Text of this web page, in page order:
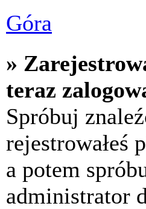
Góra
»
teraz
Spróbuj
rejestrowałeś
a potem
administrator